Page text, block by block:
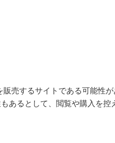
売するサイトである可能性が
あるとして、閲覧や購入を控